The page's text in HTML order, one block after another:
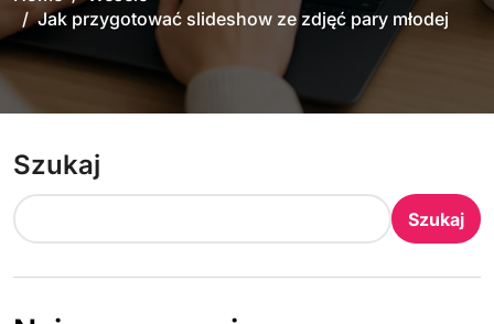
Jak przygotować slideshow ze zdjęć pary młodej
Szukaj
Szukaj